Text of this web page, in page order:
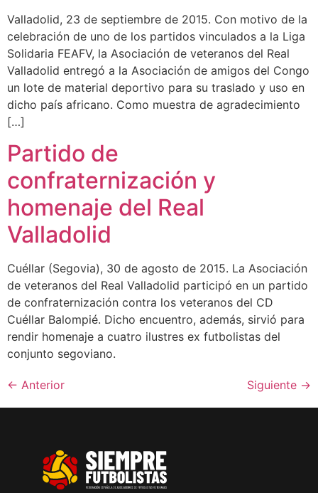
Valladolid, 23 de septiembre de 2015. Con motivo de la
celebración de uno de los partidos vinculados a la Liga
Solidaria FEAFV, la Asociación de veteranos del Real
Valladolid entregó a la Asociación de amigos del Congo
un lote de material deportivo para su traslado y uso en
dicho país africano. Como muestra de agradecimiento
[…]
Partido de
confraternización y
homenaje del Real
Valladolid
Cuéllar (Segovia), 30 de agosto de 2015. La Asociación
de veteranos del Real Valladolid participó en un partido
de confraternización contra los veteranos del CD
Cuéllar Balompié. Dicho encuentro, además, sirvió para
rendir homenaje a cuatro ilustres ex futbolistas del
conjunto segoviano.
← Anterior Siguiente →